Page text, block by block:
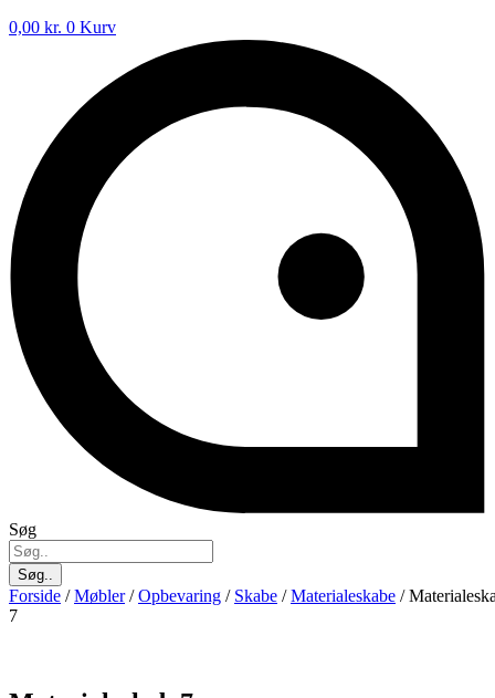
0,00 kr. 0 Kurv
Søg
Søg..
Forside /Møbler/Opbevaring / Skabe /Materialeskabe /
7